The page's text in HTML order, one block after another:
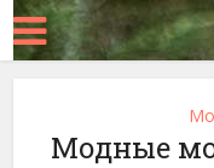
Модные